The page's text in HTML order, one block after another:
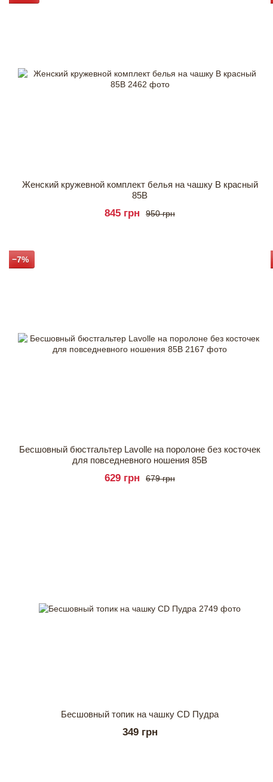
Женский кружевной комплект белья на чашку B красный
85B
950 грн
845 грн
−7%
Бесшовный бюстгальтер Lavolle на поролоне без косточек
для повседневного ношения 85B
679 грн
629 грн
Бесшовный топик на чашку СD Пудра
349 грн